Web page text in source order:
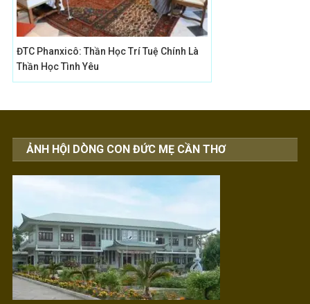
ĐTC Phanxicô: Thần Học Trí Tuệ Chính Là
Thần Học Tình Yêu
ẢNH HỘI DÒNG CON ĐỨC MẸ CẦN THƠ